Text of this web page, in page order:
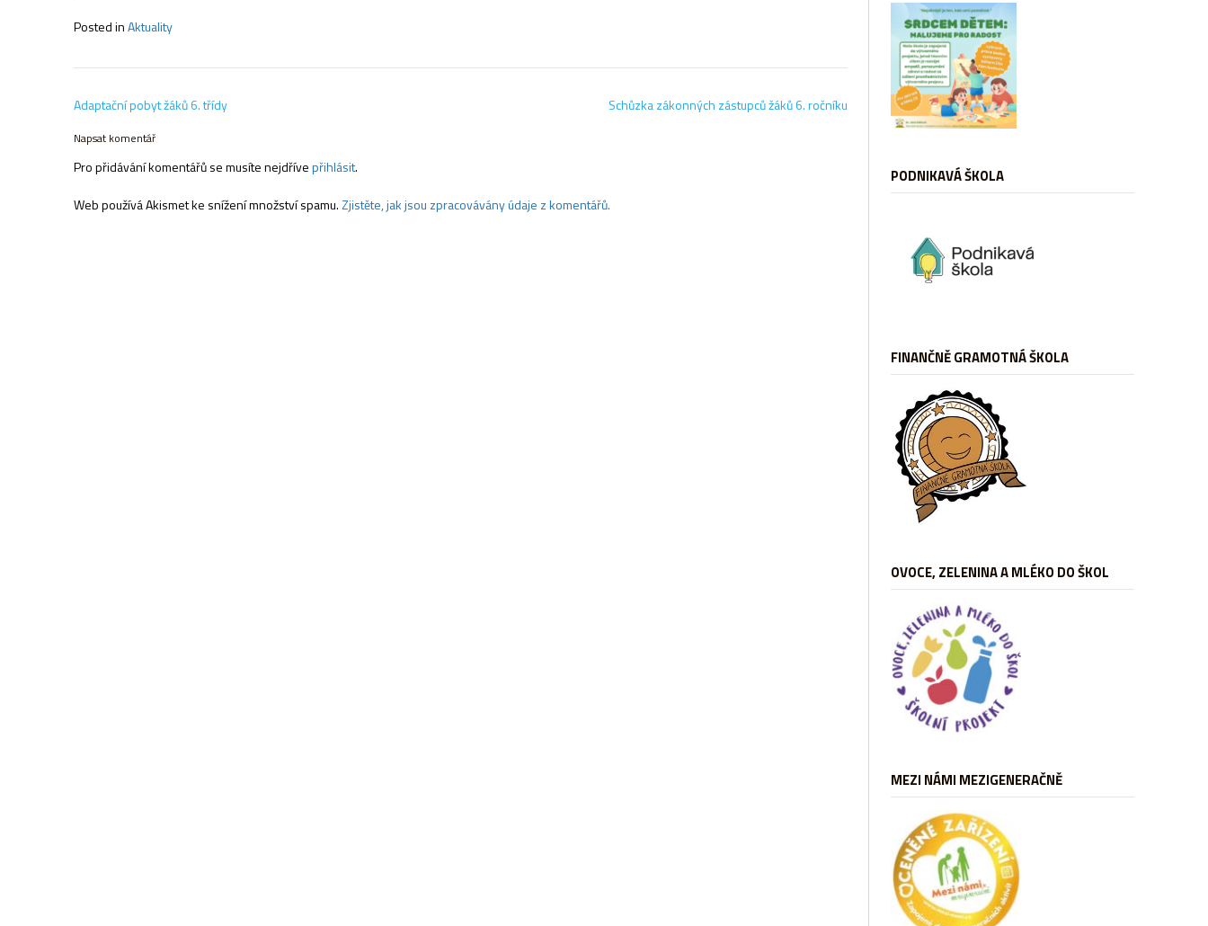
Posted inAktuality
Navigace
pro
příspěvek
Adaptační pobyt žáků 6. třídy Schůzka zákonných zástupců žáků 6. ročníku
Napsat komentář
Pro přidávání komentářů se musíte nejdřívepřihlásit.
Web používá Akismet ke snížení množství spamu.Zjistěte, jak jsou zpracovávány údaje z komentářů.
PODNIKAVÁ ŠKOLA
FINANČNĚ GRAMOTNÁ ŠKOLA
OVOCE, ZELENINA A MLÉKO DO ŠKOL
MEZI NÁMI MEZIGENERAČNĚ